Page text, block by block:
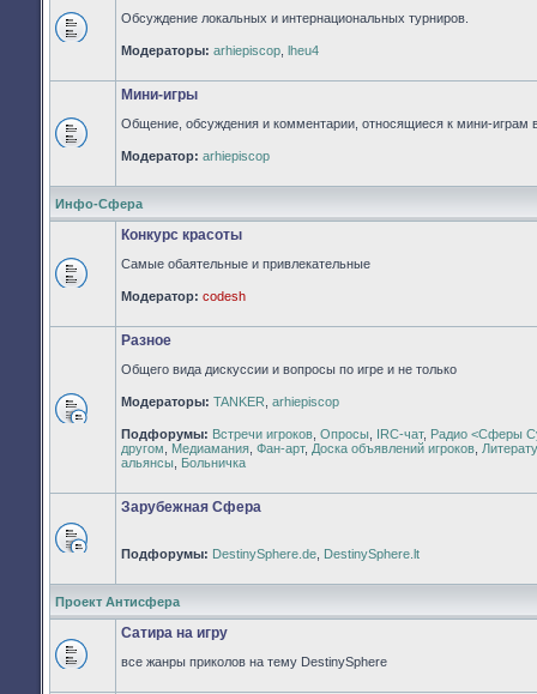
Нет
непрочитанных
Обсуждение локальных и интернациональных турниров.
Модераторы: arhiepiscop lheu4
Нет
непрочитанных
Мини-игры
Общение, обсуждения и комментарии, относящиеся к мини-играм
Модератор: arhiepiscop
Инфо-Сфера
Нет
непрочитанных
Конкурс красоты
Самые обаятельные и привлекательные
Модератор: codesh
Нет
непрочитанных
сообщений
Разное
Общего вида дискуссии и вопросы по игре и не только
Модераторы: TANKER arhiepiscop
Подфорумы: Встречи игроков Опросы IRC-чат, Радио <Сферы
другом
Медиамания Фан-арт, Доска объявлений игроков
альянсы Больничка
Нет
сообщений
Зарубежная Сфера
Подфорумы: DestinySphere.de DestinySphere.lt
Проект Антисфера
Сатира на игру
все жанры приколов на тему DestinySphere